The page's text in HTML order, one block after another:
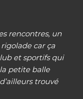
rencontres, un
car ça
et sportifs qui
petite balle
trouvé